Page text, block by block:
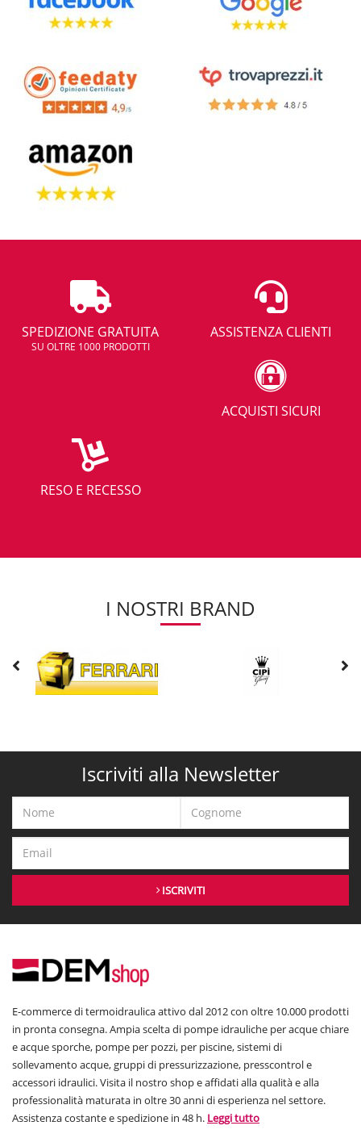
SPEDIZIONE GRATUITA
SU OLTRE 1000 PRODOTTI
ASSISTENZA CLIENTI
ACQUISTI SICURI
RESO E RECESSO
I NOSTRI BRAND
Iscriviti alla Newsletter
ISCRIVITI
E-commerce di termoidraulica attivo dal 2012 con oltre 10.000 prodotti
in pronta consegna. Ampia scelta di pompe idrauliche per acque chiare
e acque sporche, pompe per pozzi, per piscine, sistemi di
sollevamento acque, gruppi di pressurizzazione, presscontrol e
accessori idraulici. Visita il nostro shop e affidati alla qualità e alla
professionalità maturata in oltre 30 anni di esperienza nel settore.
Assistenza costante e spedizione in 48 h. Leggi tutto